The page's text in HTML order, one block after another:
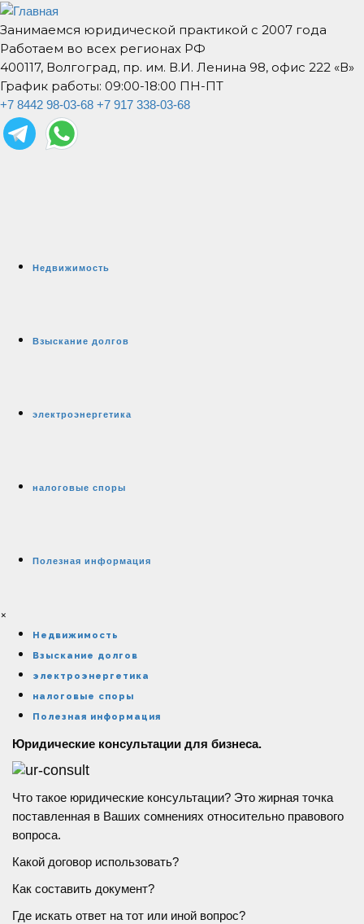
Занимаемся юридической практикой с 2007 года
Работаем во всех регионах РФ
400117, Волгоград, пр. им. В.И. Ленина 98, офис 222 «В»
График работы: 09:00-18:00 ПН-ПТ
+7 8442 98-03-68 +7 917 338-03-68
Недвижимость
Взыскание долгов
электроэнергетика
налоговые споры
Полезная информация
×
Недвижимость
Взыскание долгов
электроэнергетика
налоговые споры
Полезная информация
Юридические консультации для бизнеса.
Что такое юридические консультации? Это жирная точка
поставленная в Ваших сомнениях относительно правового
вопроса.
Какой договор использовать?
Как составить документ?
Где искать ответ на тот или иной вопрос?